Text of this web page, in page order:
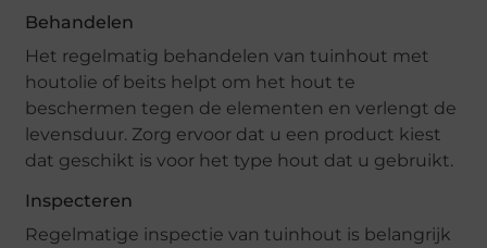
Behandelen
Het regelmatig behandelen van tuinhout met
houtolie of beits helpt om het hout te
beschermen tegen de elementen en verlengt de
levensduur. Zorg ervoor dat u een product kiest
dat geschikt is voor het type hout dat u gebruikt.
Inspecteren
Regelmatige inspectie van tuinhout is belangrijk